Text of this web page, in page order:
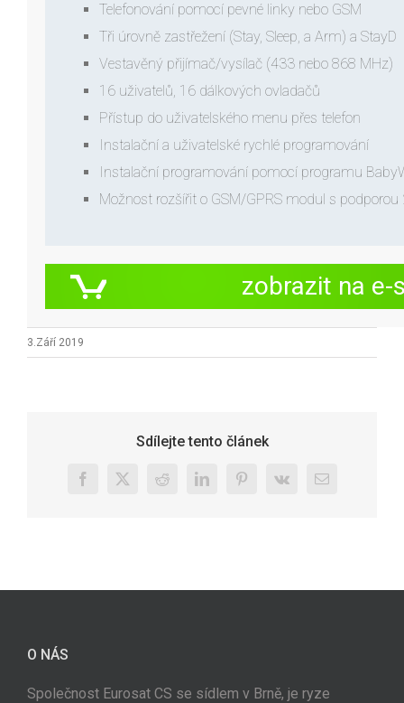
Telefonování pomocí pevné linky nebo GSM
Tři úrovně zastřežení (Stay, Sleep, a Arm) a StayD
Vestavěný přijímač/vysílač (433 nebo 868 MHz)
16 uživatelů, 16 dálkových ovladačů
Přístup do uživatelského menu přes telefon
Instalační a uživatelské rychlé programování
Instalační programování pomocí programu
Možnost rozšířit o GSM/GPRS modul s podporou
zobrazit na e-
3.Září 2019
Sdílejte tento článek
Facebook
X RedditLinkedInPinterest
Vk
E-
O NÁS
Společnost Eurosat CS se sídlem v Brně, je ryze